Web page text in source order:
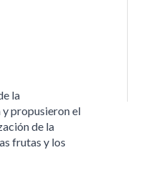
la
propusieron el
de la
frutas y los